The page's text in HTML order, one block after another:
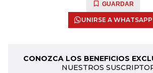
GUARDAR
UNIRSE A WHATSAPP
CONOZCA LOS BENEFICIOS
NUESTROS